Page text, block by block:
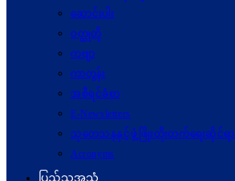
ဆောင်းပါး
ဝတ္ထုတို
ကဗျာ
ကာတွန်း
အစီရင်ခံစာ
E-Newsletters
သုတေသနနှင့်ဖွံ့ဖြိုးတိုးတက်ရေးဆိုင်ရာ
Acronyms
ပြည်သူ့အသံ